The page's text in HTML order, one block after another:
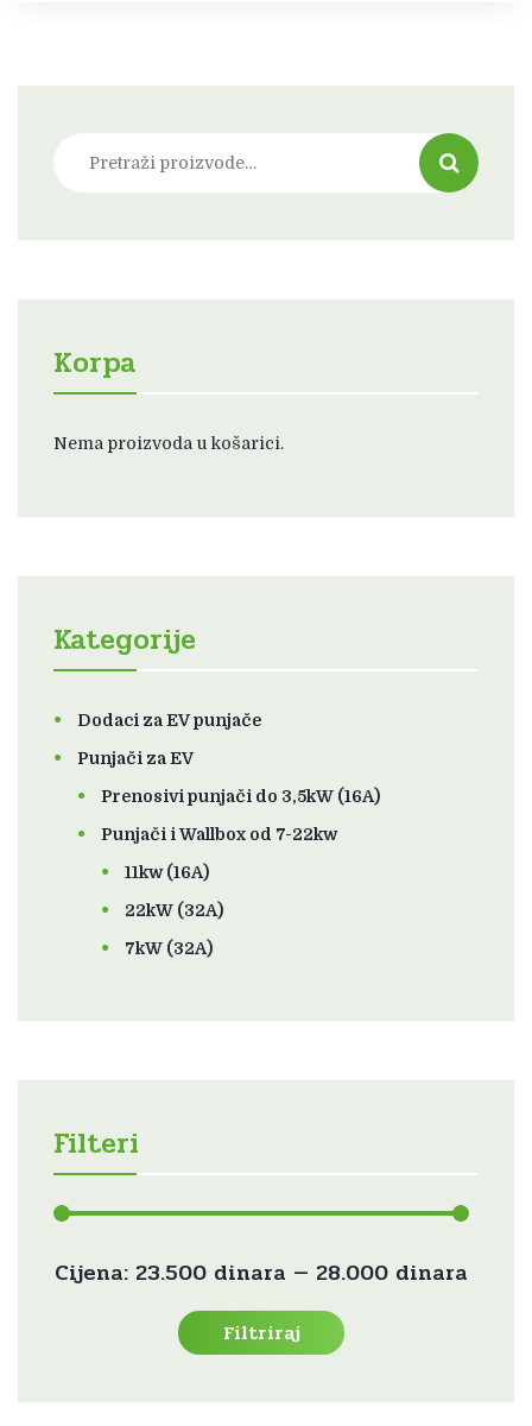
Korpa
Nema proizvoda u košarici.
Kategorije
Dodaci za EV punjače
Punjači za EV
Prenosivi punjači do 3,5kW (16A)
Punjači i Wallbox od 7-22kw
11kw (16A)
22kW (32A)
7kW (32A)
Filteri
Filtriraj
Cijena: 23.500 dinara — 28.000 dinara